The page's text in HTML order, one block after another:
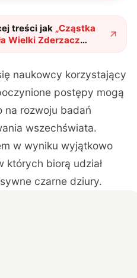
treści jak „Cząstka
Wielki Zderzacz
Ziemię z zakątków
naukowcy korzystający
postępy mogą
na rozwoju badań
wszechświata.
w wyniku wyjątkowo
których biorą udział
czarne dziury.